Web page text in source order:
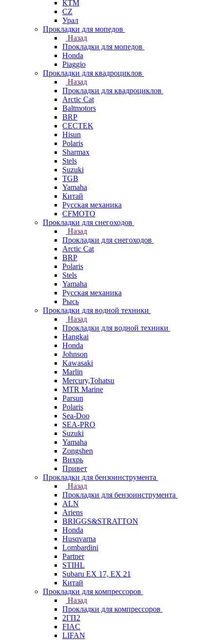
КТМ
СZ
Урал
Прокладки для мопедов
Назад
Прокладки для мопедов
Honda
Piaggio
Прокладки для квадроциклов
Назад
Прокладки для квадроциклов
Arctic Cat
Baltmotors
BRP
CECTEK
Hisun
Polaris
Sharmax
Stels
Suzuki
TGB
Yamaha
Китай
Русская механика
СFMOTO
Прокладки для снегоходов
Назад
Прокладки для снегоходов
Arctic Cat
BRP
Polaris
Stels
Yamaha
Русская механика
Рысь
Прокладки для водной техники
Назад
Прокладки для водной техники
Hangkai
Honda
Johnson
Kawasaki
Marlin
Mercury,Tohatsu
MTR Marine
Parsun
Polaris
Sea-Doo
SEA-PRO
Suzuki
Yamaha
Zongshen
Вихрь
Привет
Прокладки для бензоинструмента
Назад
Прокладки для бензоинструмента
ALN
Ariens
BRIGGS&STRATTON
Honda
Husqvarna
Lombardini
Partner
STIHL
Subaru EX 17, EX 21
Китай
Прокладки для компрессоров
Назад
Прокладки для компрессоров
2ГП2
FIAC
LIFAN